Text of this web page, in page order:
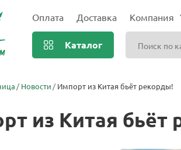
Оплата Доставка Компания
Каталог
Новости Импорт из Китая бьёт рекорды!
из Китая бьёт